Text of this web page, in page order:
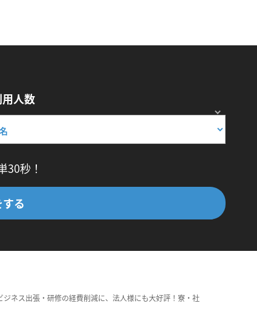
人数
30秒！
る
ネス出張・研修の経費削減に、法人様にも大好評！寮・社